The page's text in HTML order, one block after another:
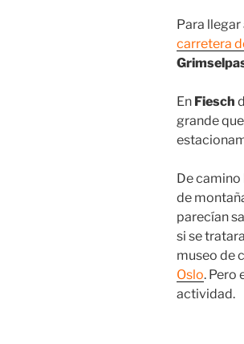
Para llegar
carretera
En Fiesch
grande
De camino
de
parecían
si se
museo de
Oslo. Pero
actividad.